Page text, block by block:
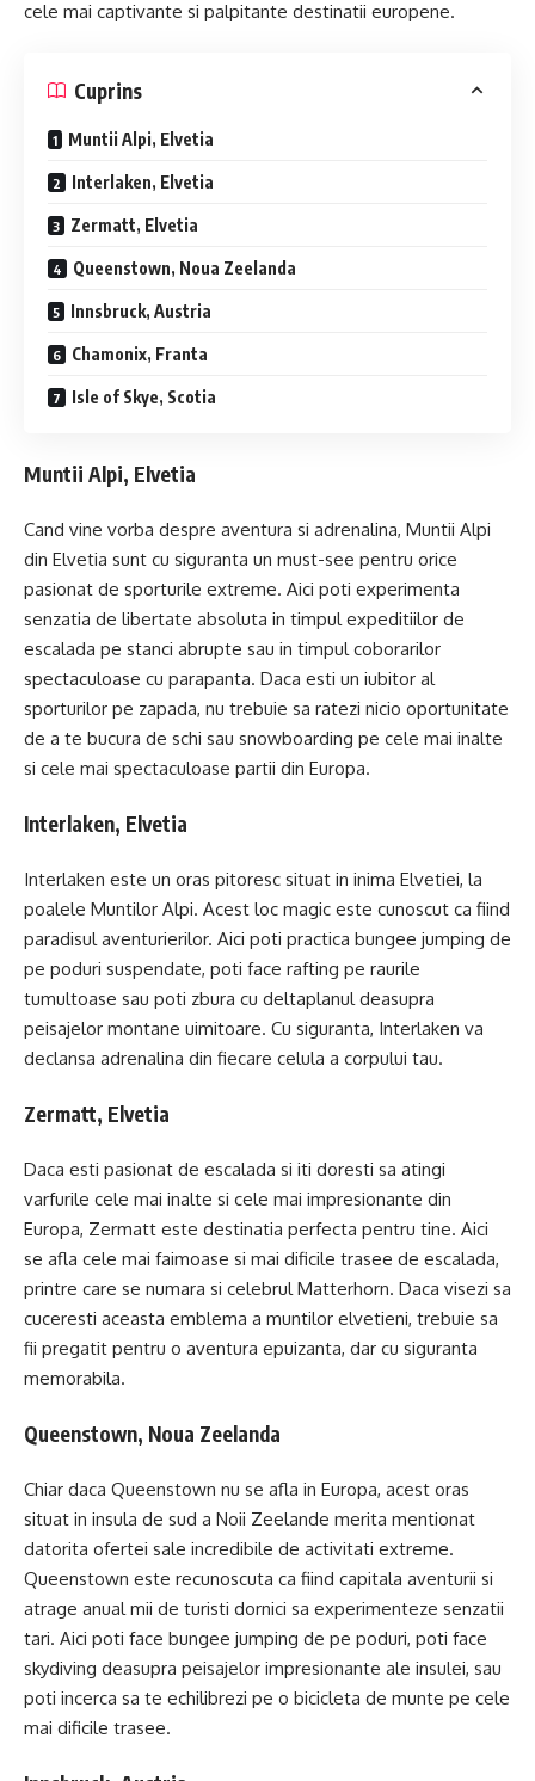
cele mai captivante si palpitante destinatii europene.
Cuprins
Muntii Alpi, Elvetia
Interlaken, Elvetia
Zermatt, Elvetia
Queenstown, Noua Zeelanda
Innsbruck, Austria
Chamonix, Franta
Isle of Skye, Scotia
Muntii Alpi, Elvetia
Cand vine vorba despre aventura si adrenalina, Muntii Alpi
din Elvetia sunt cu siguranta un must-see pentru orice
pasionat de sporturile extreme. Aici poti experimenta
senzatia de libertate absoluta in timpul expeditiilor de
escalada pe stanci abrupte sau in timpul coborarilor
spectaculoase cu parapanta. Daca esti un iubitor al
sporturilor pe zapada, nu trebuie sa ratezi nicio oportunitate
de a te bucura de schi sau snowboarding pe cele mai inalte
si cele mai spectaculoase partii din Europa.
Interlaken, Elvetia
Interlaken este un oras pitoresc situat in inima Elvetiei, la
poalele Muntilor Alpi. Acest loc magic este cunoscut ca fiind
paradisul aventurierilor. Aici poti practica bungee jumping de
pe poduri suspendate, poti face rafting pe raurile
tumultoase sau poti zbura cu deltaplanul deasupra
peisajelor montane uimitoare. Cu siguranta, Interlaken va
declansa adrenalina din fiecare celula a corpului tau.
Zermatt, Elvetia
Daca esti pasionat de escalada si iti doresti sa atingi
varfurile cele mai inalte si cele mai impresionante din
Europa, Zermatt este destinatia perfecta pentru tine. Aici
se afla cele mai faimoase si mai dificile trasee de escalada,
printre care se numara si celebrul Matterhorn. Daca visezi sa
cuceresti aceasta emblema a muntilor elvetieni, trebuie sa
fii pregatit pentru o aventura epuizanta, dar cu siguranta
memorabila.
Queenstown, Noua Zeelanda
Chiar daca Queenstown nu se afla in Europa, acest oras
situat in insula de sud a Noii Zeelande merita mentionat
datorita ofertei sale incredibile de activitati extreme.
Queenstown este recunoscuta ca fiind capitala aventurii si
atrage anual mii de turisti dornici sa experimenteze senzatii
tari. Aici poti face bungee jumping de pe poduri, poti face
skydiving deasupra peisajelor impresionante ale insulei, sau
poti incerca sa te echilibrezi pe o bicicleta de munte pe cele
mai dificile trasee.